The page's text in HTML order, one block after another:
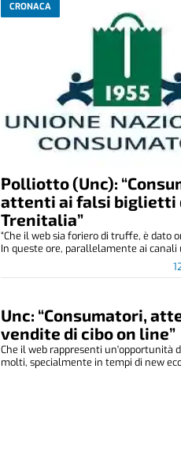
CRONACA
Polliotto (Unc):
attenti ai falsi biglietti
Trenitalia”
“Che il web sia foriero di truffe, è dato
In queste ore, parallelamente ai canali
Unc: “Consumatori,
vendite di cibo on line”
Che il web rappresenti un'opportunità
molti, specialmente in tempi di new